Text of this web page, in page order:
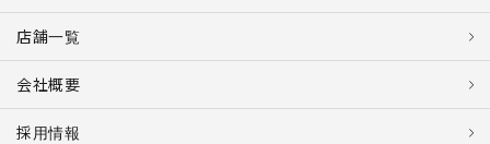
店舗一覧
会社概要
採用情報